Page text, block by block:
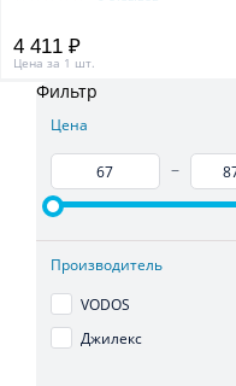
4 411 ₽
Цена за 1 шт.
Фильтр
Цена
–
Производитель
VODOS
Джилекс